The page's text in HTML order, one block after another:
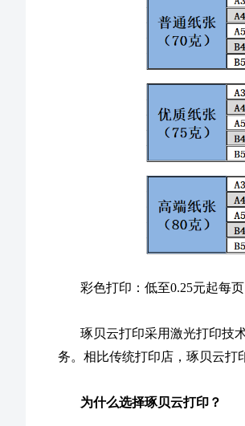
彩色打印：低至0.25元起每
琢贝云打印采用激光打印技
务。相比传统打印店，琢贝云打
为什么选择琢贝云打印？